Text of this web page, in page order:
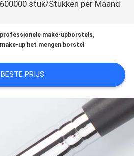
600000 stuk/Stukken per Maand
professionele make-upborstels,
make-up het mengen borstel
BESTE PRIJS